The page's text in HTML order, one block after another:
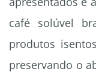
café solúvel
produtos
preservando o